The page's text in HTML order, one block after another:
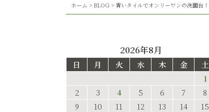
ホーム > BLOG> 青いタイルでオンリーワンの洗面台！
2026年8月
日 月 火 水 木 金
土
1
2
3 4 5 6 7
8
9
10 11 12 13 14
15